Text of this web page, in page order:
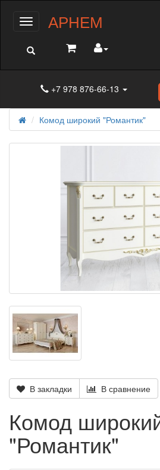
МенюАРНЕМ
+7 978 876-66-13
Комод широкий "Романтик"
В закладки В сравнение
Комод
"Романтик"